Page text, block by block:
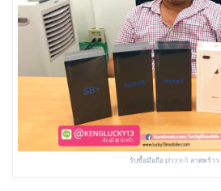
รับซื้อมือถือ iphone 8 ลาดพร้าว